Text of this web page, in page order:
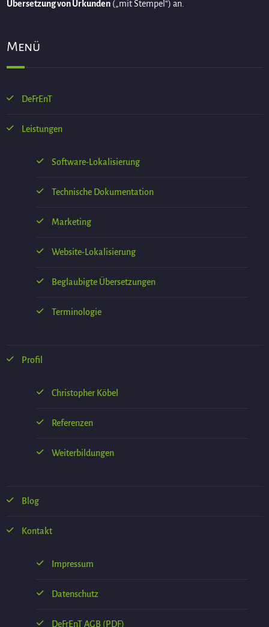
Übersetzung von Urkunden(„mit Stempel“) an.
Menü
DeFrEnT
Leistungen
Software-Lokalisierung
Technische Dokumentation
Marketing
Website-Lokalisierung
Beglaubigte Übersetzungen
Terminologie
Profil
Christopher Köbel
Referenzen
Weiterbildungen
Blog
Kontakt
Impressum
Datenschutz
DeFrEnT AGB (PDF)